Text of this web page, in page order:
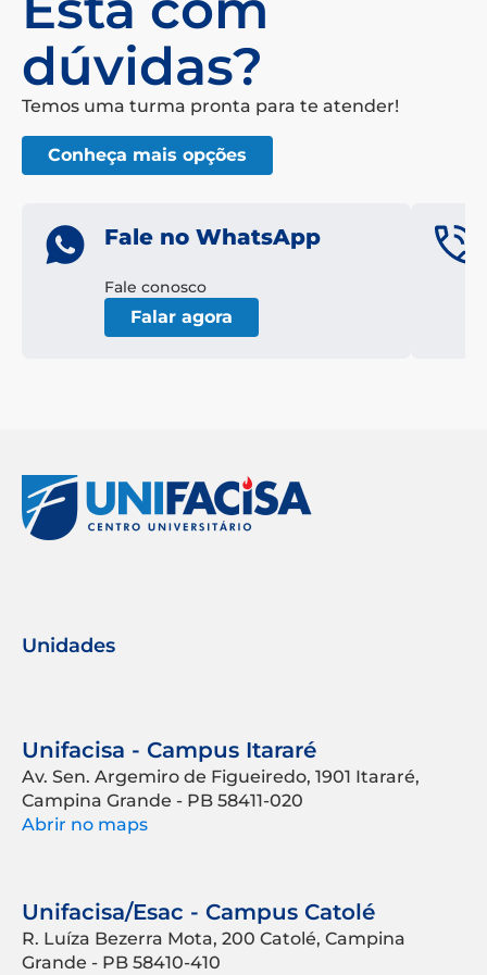
dúvidas?
Temos uma turma pronta para te atender!
Conheça mais opções
Fale no WhatsApp
Fale conosco
Falar agora
Unidades
Unifacisa - Campus Itararé
Av. Sen. Argemiro de Figueiredo, 1901 Itararé,
Campina Grande - PB 58411-020
Abrir no maps
Unifacisa/Esac - Campus Catolé
R. Luíza Bezerra Mota, 200 Catolé, Campina
Grande - PB 58410-410